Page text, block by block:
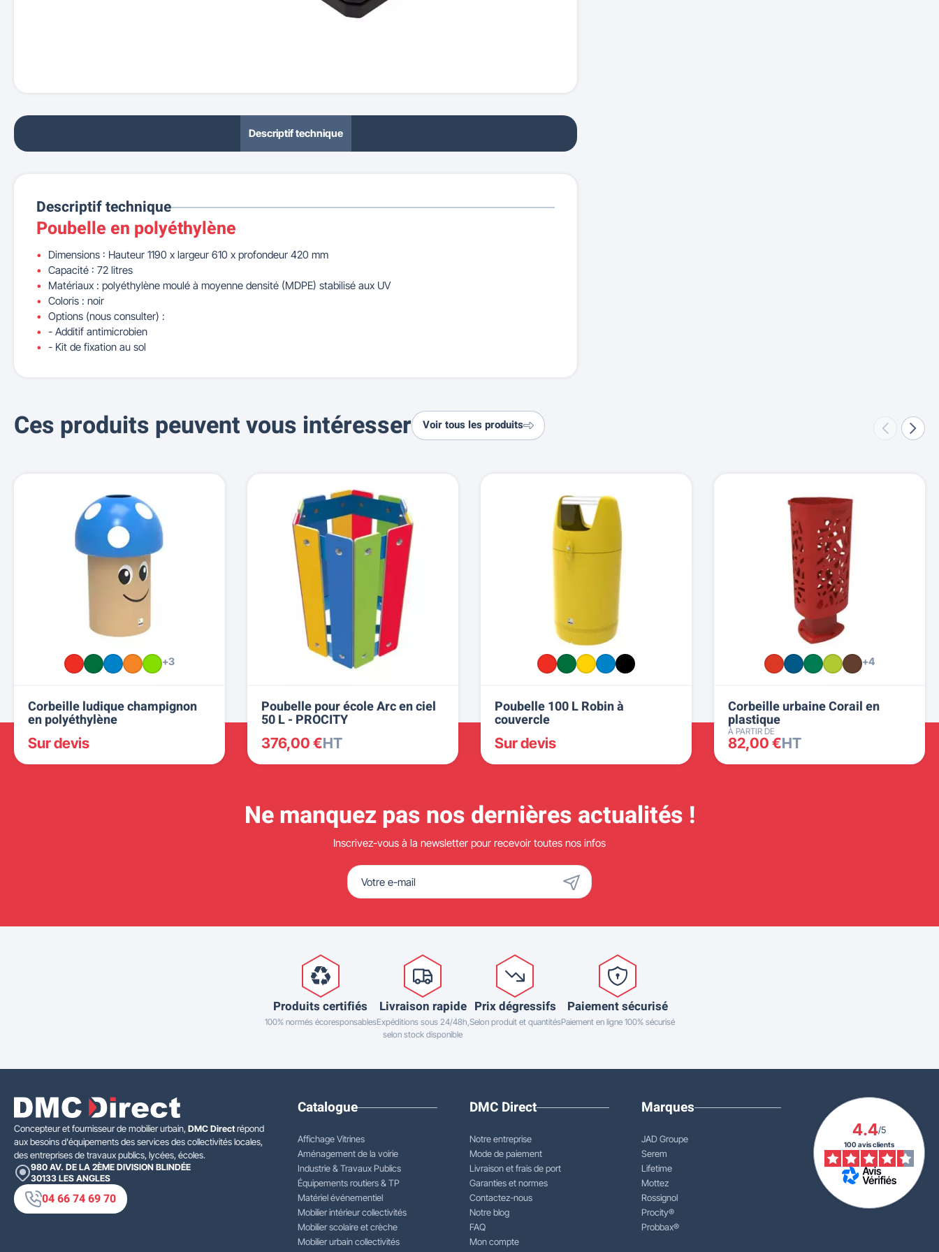
Descriptif technique
Descriptif technique
Poubelle en polyéthylène
Dimensions : Hauteur 1190 x largeur 610 x profondeur 420 mm
Capacité : 72 litres
Matériaux : polyéthylène moulé à moyenne densité (MDPE) stabilisé aux UV
Coloris : noir
Options (nous consulter) :
- Additif antimicrobien
- Kit de fixation au sol
Ces produits peuvent vous intéresser Voir tous les produits
+3
Corbeille ludique champignon
en polyéthylène
Sur devis
Poubelle pour école Arc en ciel
50 L - PROCITY
376,00 €HT
Poubelle 100 L Robin à
couvercle
Sur devis
+4
Corbeille urbaine Corail en
plastique
À PARTIR DE
82,00 €HT
Ne manquez pas nos dernières actualités !
Inscrivez-vous à la newsletter pour recevoir toutes nos infos
Produits certifiés
100% normés écoresponsables
Livraison rapide
Expéditions sous 24/48h,
selon stock disponible
Prix dégressifs
Selon produit et quantités
Paiement sécurisé
Paiement en ligne 100% sécurisé
Concepteur et fournisseur de mobilier urbain, DMC Directrépond
aux besoins d'équipements des services des collectivités locales,
des entreprises de travaux publics, lycées, écoles.
980 AV. DE LA 2ÈME DIVISION BLINDÉE
30133 LES ANGLES
04 66 74 69 70
Catalogue
Affichage Vitrines
Aménagement de la voirie
Industrie & Travaux Publics
Équipements routiers & TP
Matériel événementiel
Mobilier intérieur collectivités
Mobilier scolaire et crèche
Mobilier urbain collectivités
DMC Direct
Notre entreprise
Mode de paiement
Livraison et frais de port
Garanties et normes
Contactez-nous
Notre blog
FAQ
Mon compte
Marques
JAD Groupe
Serem
Lifetime
Mottez
Rossignol
Procity®
Probbax®
4.4/5
100 avis clients